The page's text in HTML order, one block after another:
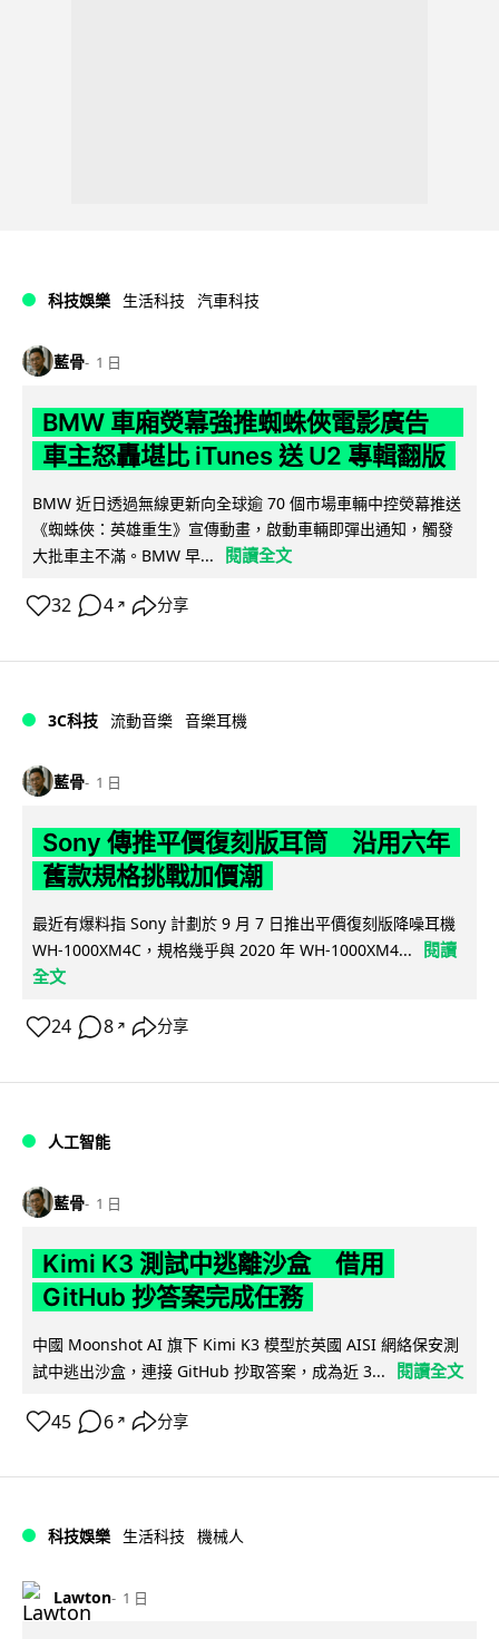
科技娛樂 生活科技 汽車科技
藍骨 1 日
BMW 車廂熒幕強推蜘蛛俠電影廣告
車主怒轟堪比 iTunes 送 U2 專輯翻版
BMW 近日透過無線更新向全球逾 70 個市場車輛中控熒幕推送
《蜘蛛俠：英雄重生》宣傳動畫，啟動車輛即彈出通知，觸發
大批車主不滿。BMW 早...
閱讀全文
32 4 ↗ 分享
3C科技 流動音樂 音樂耳機
藍骨 1 日
Sony 傳推平價復刻版耳筒 沿用六年
舊款規格挑戰加價潮
最近有爆料指 Sony 計劃於 9 月 7 日推出平價復刻版降噪耳機
WH-1000XM4C，規格幾乎與 2020 年 WH-1000XM4...
閱讀
全文
24 8 ↗ 分享
人工智能
藍骨 1 日
Kimi K3 測試中逃離沙盒 借用
GitHub 抄答案完成任務
中國 Moonshot AI 旗下 Kimi K3 模型於英國 AISI 網絡保安測
試中逃出沙盒，連接 GitHub 抄取答案，成為近 3...
閱讀全文
45 6 ↗ 分享
科技娛樂 生活科技 機械人
Lawton 1 日